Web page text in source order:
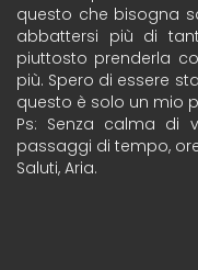
questo che bisogna
abbattersi più di
piuttosto prenderla
più. Spero di essere
questo è solo un mio
Ps: Senza calma di
passaggi di tempo,
Saluti, Aria.